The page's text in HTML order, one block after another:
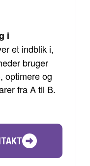
i
et indblik i,
bruger
optimere og
fra A til B.